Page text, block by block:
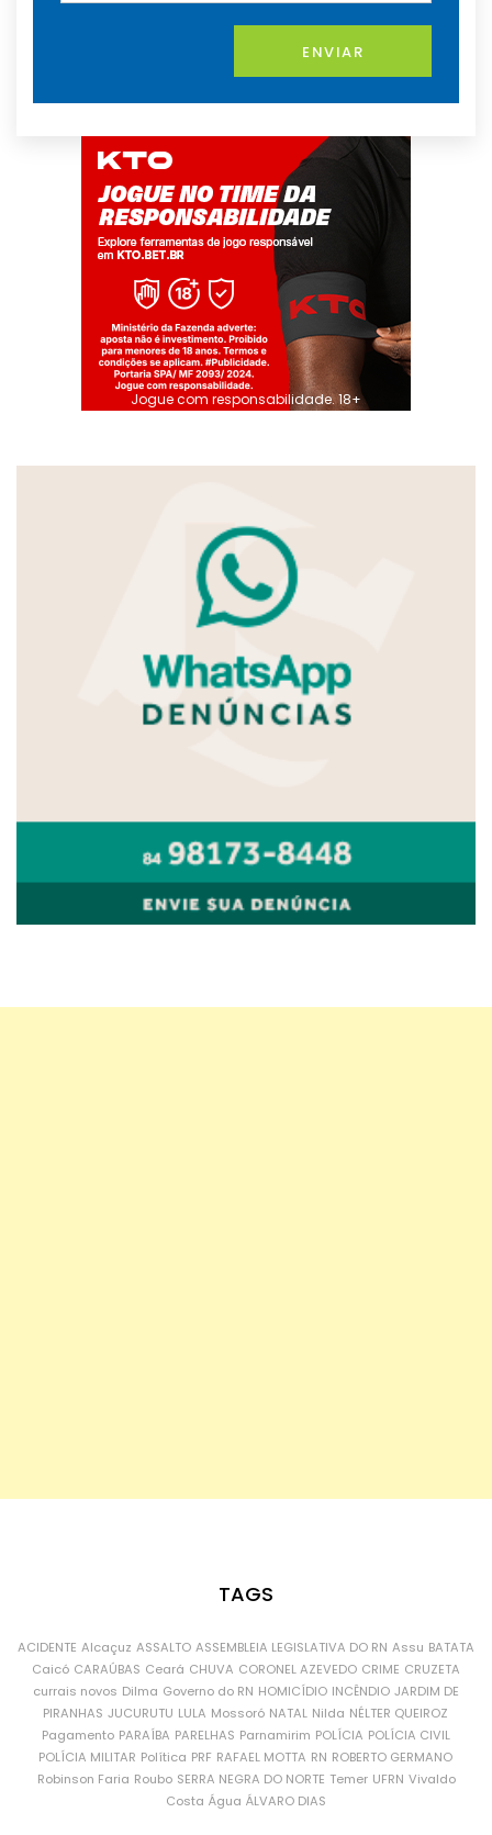
ENVIAR
Jogue com responsabilidade. 18+
TAGS
ACIDENTE Alcaçuz ASSALTO ASSEMBLEIA LEGISLATIVA DO RN Assu BATATA
Caicó CARAÚBAS Ceará CHUVA CORONEL AZEVEDO CRIME CRUZETA
currais novos Dilma Governo do RN HOMICÍDIO INCÊNDIO JARDIM DE
PIRANHAS JUCURUTU LULA Mossoró NATAL Nilda NÉLTER QUEIROZ
Pagamento PARAÍBA PARELHAS Parnamirim POLÍCIA POLÍCIA CIVIL
POLÍCIA MILITAR Política PRF RAFAEL MOTTA RN ROBERTO GERMANO
Robinson Faria Roubo SERRA NEGRA DO NORTE Temer UFRN Vivaldo
Costa Água ÁLVARO DIAS